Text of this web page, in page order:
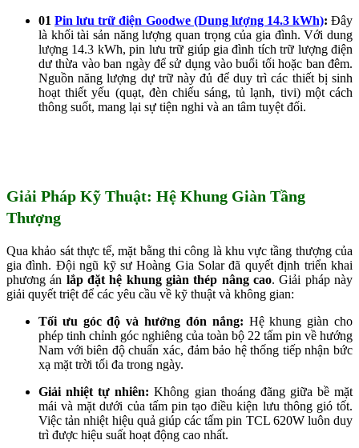
01Pin lưu trữ điện Goodwe (Dung lượng 14.3 kWh): Đây
là khối tài sản năng lượng quan trọng của gia đình. Với dung
lượng 14.3 kWh, pin lưu trữ giúp gia đình tích trữ lượng điện
dư thừa vào ban ngày để sử dụng vào buổi tối hoặc ban đêm.
Nguồn năng lượng dự trữ này đủ để duy trì các thiết bị sinh
hoạt thiết yếu (quạt, đèn chiếu sáng, tủ lạnh, tivi) một cách
thông suốt, mang lại sự tiện nghi và an tâm tuyệt đối.
Giải Pháp Kỹ Thuật: Hệ Khung Giàn Tầng
Thượng
Qua khảo sát thực tế, mặt bằng thi công là khu vực tầng thượng của
gia đình. Đội ngũ kỹ sư Hoàng Gia Solar đã quyết định triển khai
phương án lắp đặt hệ khung giàn thép nâng cao. Giải pháp này
giải quyết triệt để các yêu cầu về kỹ thuật và không gian:
Tối ưu góc độ và hướng đón nắng: Hệ khung giàn cho
phép tinh chỉnh góc nghiêng của toàn bộ 22 tấm pin về hướng
Nam với biên độ chuẩn xác, đảm bảo hệ thống tiếp nhận bức
xạ mặt trời tối đa trong ngày.
Giải nhiệt tự nhiên: Không gian thoáng đãng giữa bề mặt
mái và mặt dưới của tấm pin tạo điều kiện lưu thông gió tốt.
Việc tản nhiệt hiệu quả giúp các tấm pin TCL 620W luôn duy
trì được hiệu suất hoạt động cao nhất.